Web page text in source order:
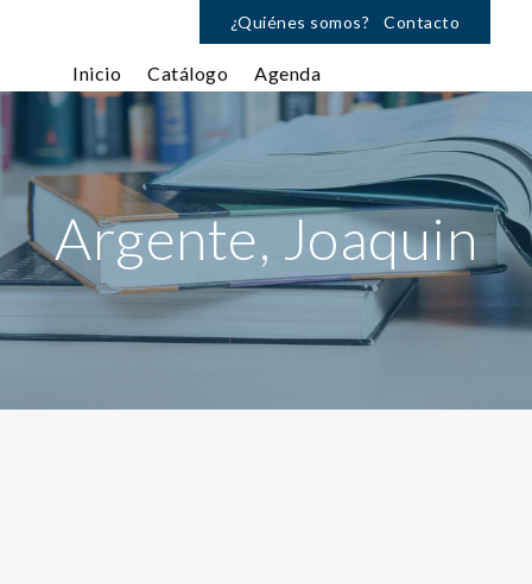
¿Quiénes somos? Contacto
Inicio Catálogo Agenda
Argente, Joaquin